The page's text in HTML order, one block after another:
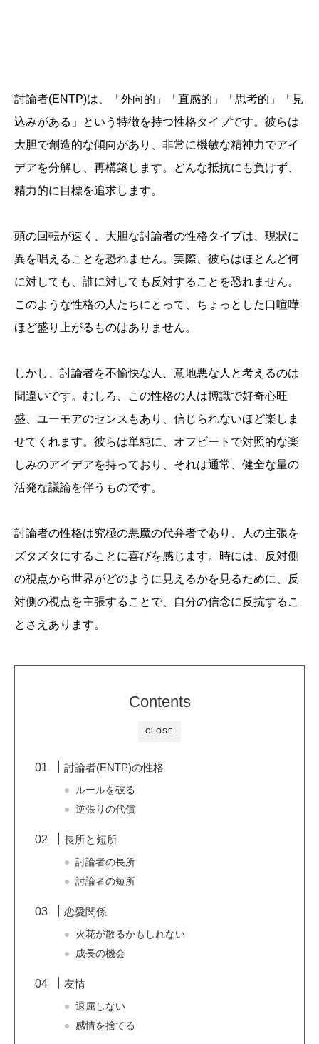
討論者(ENTP)は、「外向的」「直感的」「思考的」「見
込みがある」という特徴を持つ性格タイプです。彼らは
大胆で創造的な傾向があり、非常に機敏な精神力でアイ
デアを分解し、再構築します。どんな抵抗にも負けず、
精力的に目標を追求します。
頭の回転が速く、大胆な討論者の性格タイプは、現状に
異を唱えることを恐れません。実際、彼らはほとんど何
に対しても、誰に対しても反対することを恐れません。
このような性格の人たちにとって、ちょっとした口喧嘩
ほど盛り上がるものはありません。
しかし、討論者を不愉快な人、意地悪な人と考えるのは
間違いです。むしろ、この性格の人は博識で好奇心旺
盛、ユーモアのセンスもあり、信じられないほど楽しま
せてくれます。彼らは単純に、オフビートで対照的な楽
しみのアイデアを持っており、それは通常、健全な量の
活発な議論を伴うものです。
討論者の性格は究極の悪魔の代弁者であり、人の主張を
ズタズタにすることに喜びを感じます。時には、反対側
の視点から世界がどのように見えるかを見るために、反
対側の視点を主張することで、自分の信念に反抗するこ
とさえあります。
CLOSE
Contents
討論者(ENTP)の性格
ルールを破る
逆張りの代償
長所と短所
討論者の長所
討論者の短所
恋愛関係
火花が散るかもしれない
成長の機会
友情
退屈しない
感情を捨てる